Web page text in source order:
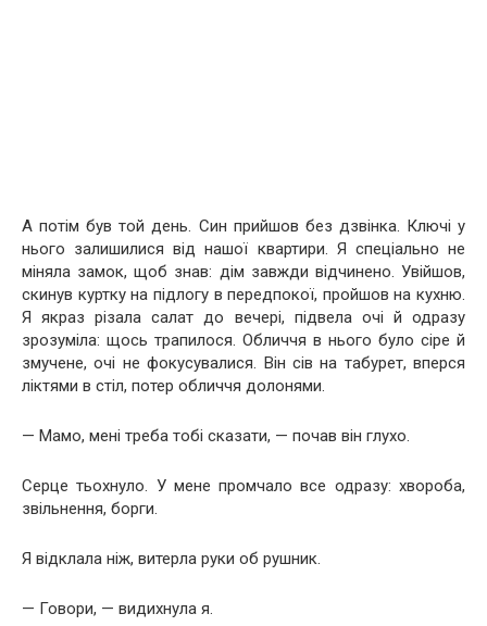
А потім був той день. Син прийшов без дзвінка. Ключі у
нього залишилися від нашої квартири. Я спеціально не
міняла замок, щоб знав: дім завжди відчинено. Увійшов,
скинув куртку на підлогу в передпокої, пройшов на кухню.
Я якраз різала салат до вечері, підвела очі й одразу
зрозуміла: щось трапилося. Обличчя в нього було сіре й
змучене, очі не фокусувалися. Він сів на табурет, вперся
ліктями в стіл, потер обличчя долонями.
— Мамо, мені треба тобі сказати, — почав він глухо.
Серце тьохнуло. У мене промчало все одразу: хвороба,
звільнення, борги.
Я відклала ніж, витерла руки об рушник.
— Говори, — видихнула я.